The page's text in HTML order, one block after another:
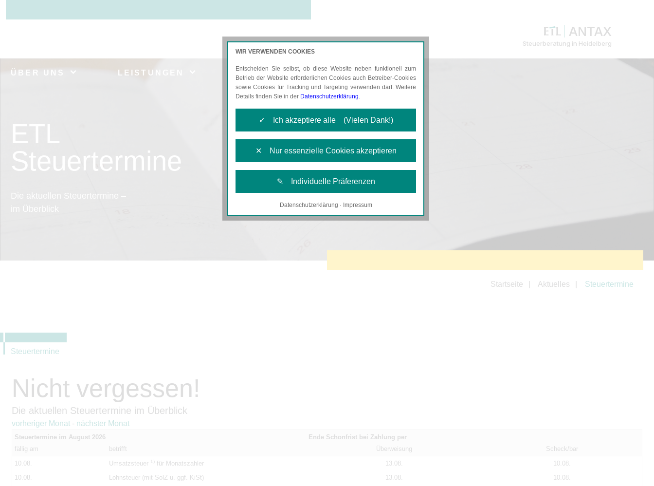
ANTAX
Steuerberatung in Heidelberg
ÜBER UNS LEISTUNGEN AKTUELLES KARRIERE
Steuertermine
Die aktuellen Steuertermine –
Startseite Aktuelles Steuertermine
Steuertermine
Nicht vergessen!
Die aktuellen Steuertermine im Überblick
vorheriger Monat - nächster Monat
Steuertermine im August 2026
Ende Schonfrist bei Zahlung per
fällig am
betrifft Überweisung
Scheck/bar
10.08.
Umsatzsteuer 1) für Monatszahler 13.08.
10.08.
10.08.
Lohnsteuer (mit SolZ u. ggf. KiSt) 13.08.
10.08.
WIR VERWENDEN COOKIES
Entscheiden Sie selbst, ob diese Website neben funktionell zum
Betrieb der Website erforderlichen Cookies auch Betreiber-Cookies
sowie Cookies für Tracking und Targeting verwenden darf. Weitere
Details finden Sie in der Datenschutzerklärung.
✓ Ich akzeptiere alle (Vielen Dank!)
✕ Nur essenzielle Cookies akzeptieren
✎ Individuelle Präferenzen
Notwendige Cookies
Datenschutzerklärung · Impressum